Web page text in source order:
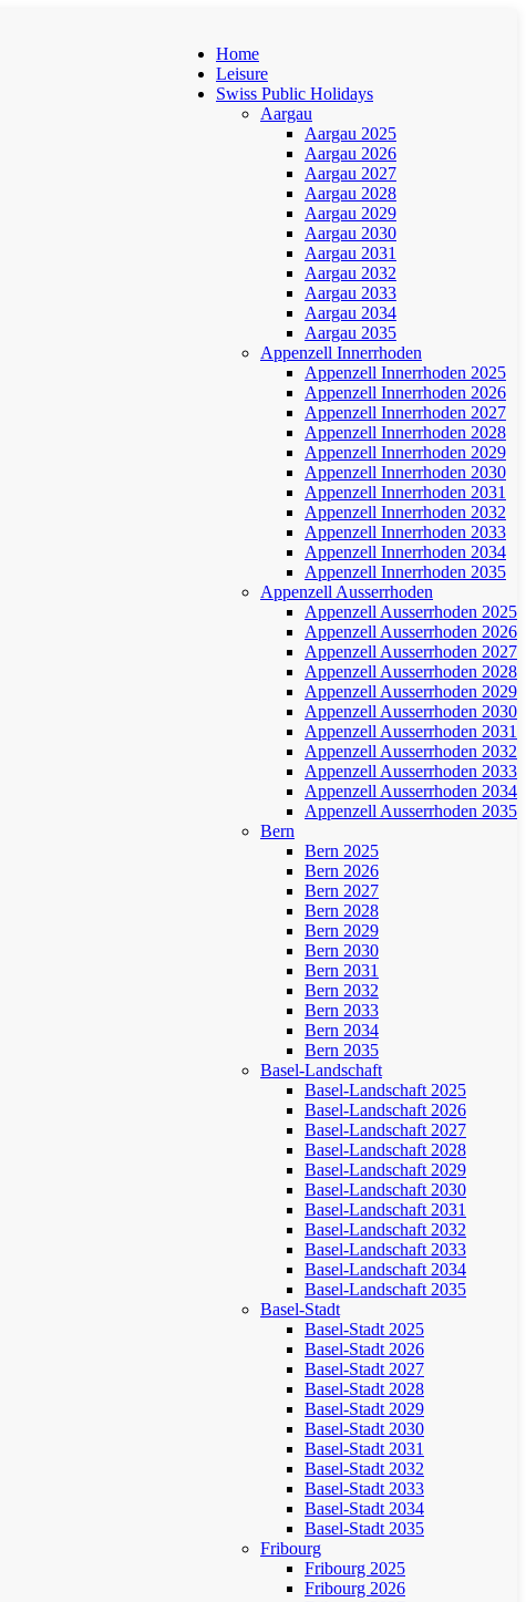
Home
Leisure
Swiss Public Holidays
Aargau
Aargau 2025
Aargau 2026
Aargau 2027
Aargau 2028
Aargau 2029
Aargau 2030
Aargau 2031
Aargau 2032
Aargau 2033
Aargau 2034
Aargau 2035
Appenzell Innerrhoden
Appenzell Innerrhoden 2025
Appenzell Innerrhoden 2026
Appenzell Innerrhoden 2027
Appenzell Innerrhoden 2028
Appenzell Innerrhoden 2029
Appenzell Innerrhoden 2030
Appenzell Innerrhoden 2031
Appenzell Innerrhoden 2032
Appenzell Innerrhoden 2033
Appenzell Innerrhoden 2034
Appenzell Innerrhoden 2035
Appenzell Ausserrhoden
Appenzell Ausserrhoden 2025
Appenzell Ausserrhoden 2026
Appenzell Ausserrhoden 2027
Appenzell Ausserrhoden 2028
Appenzell Ausserrhoden 2029
Appenzell Ausserrhoden 2030
Appenzell Ausserrhoden 2031
Appenzell Ausserrhoden 2032
Appenzell Ausserrhoden 2033
Appenzell Ausserrhoden 2034
Appenzell Ausserrhoden 2035
Bern
Bern 2025
Bern 2026
Bern 2027
Bern 2028
Bern 2029
Bern 2030
Bern 2031
Bern 2032
Bern 2033
Bern 2034
Bern 2035
Basel-Landschaft
Basel-Landschaft 2025
Basel-Landschaft 2026
Basel-Landschaft 2027
Basel-Landschaft 2028
Basel-Landschaft 2029
Basel-Landschaft 2030
Basel-Landschaft 2031
Basel-Landschaft 2032
Basel-Landschaft 2033
Basel-Landschaft 2034
Basel-Landschaft 2035
Basel-Stadt
Basel-Stadt 2025
Basel-Stadt 2026
Basel-Stadt 2027
Basel-Stadt 2028
Basel-Stadt 2029
Basel-Stadt 2030
Basel-Stadt 2031
Basel-Stadt 2032
Basel-Stadt 2033
Basel-Stadt 2034
Basel-Stadt 2035
Fribourg
Fribourg 2025
Fribourg 2026